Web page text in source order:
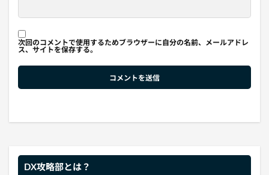
次回のコメントで使用するためブラウザーに自分の名前、メールアドレ
ス、サイトを保存する。
DX攻略部とは？